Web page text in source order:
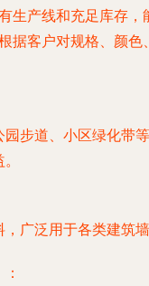
有生产线和充足库存
根据客户对规格、颜
园步道、小区绿化带
广泛用于各类建筑
：